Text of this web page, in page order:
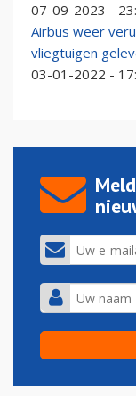
07-09-2023 -
Airbus weer
vliegtuigen
03-01-2022 -